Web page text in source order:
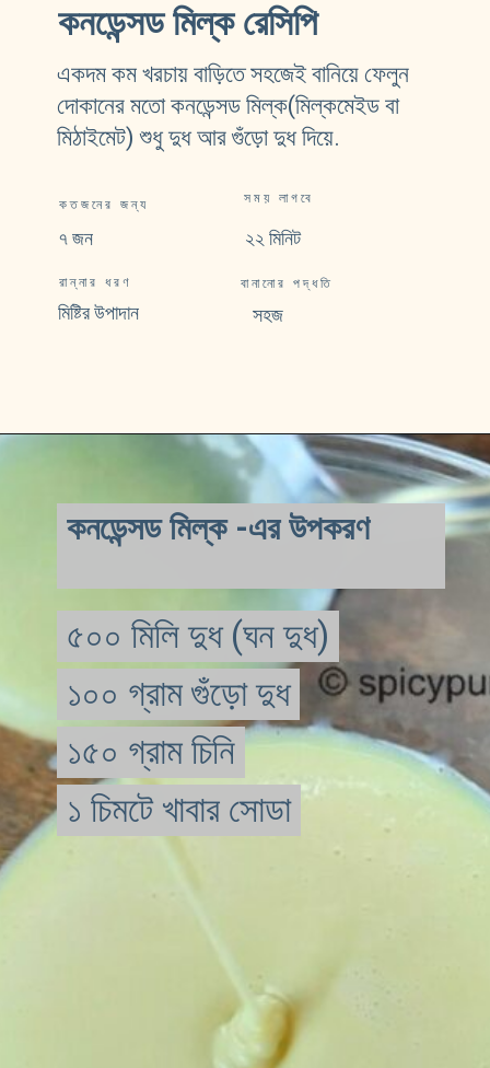
কনডেন্সড মিল্ক রেসিপি
কতজনের জন্য
৭ জন
রান্নার ধরণ
মিষ্টির উপাদান
সময় লাগবে
২২ মিনিট
বানানোর পদ্ধতি
সহজ
একদম কম খরচায় বাড়িতে সহজেই বানিয়ে ফেলুন
দোকানের মতো কনডেন্সড মিল্ক(মিল্কমেইড বা
মিঠাইমেট) শুধু দুধ আর গুঁড়ো দুধ দিয়ে.
কনডেন্সড মিল্ক -এর উপকরণ
৫০০ মিলি দুধ (ঘন দুধ)
১০০ গ্রাম গুঁড়ো দুধ
১৫০ গ্রাম চিনি
১ চিমটে খাবার সোডা
৫০০ মিলি দুধ (ঘন দুধ)
১০০ গ্রাম গুঁড়ো দুধ
১৫০ গ্রাম চিনি
১ চিমটে খাবার সোডা